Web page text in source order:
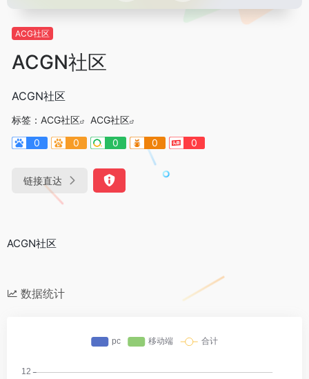
ACG社区
ACGN社区
ACGN社区
标签： ACG社区
ACG社区
0
0 0 0 0
链接直达
ACGN社区
数据统计